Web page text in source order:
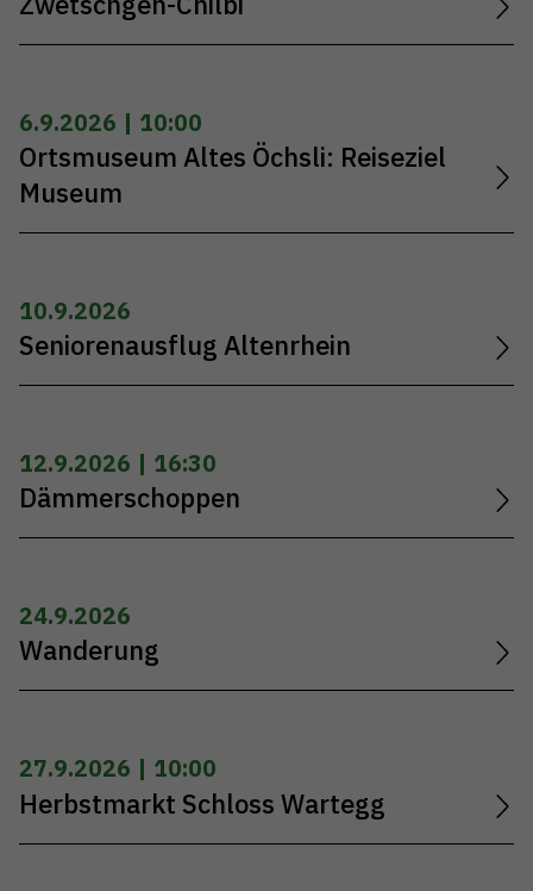
6.9.2026 | 10:00
Ortsmuseum Altes Öchsli: Reiseziel
Museum
10.9.2026
Seniorenausflug Altenrhein
12.9.2026 | 16:30
Dämmerschoppen
24.9.2026
Wanderung
27.9.2026 | 10:00
Herbstmarkt Schloss Wartegg